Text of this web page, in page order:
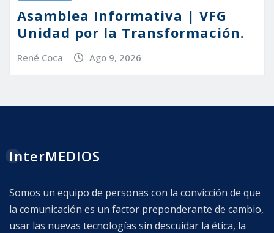
Asamblea Informativa | VFG
Unidad por la Transformación.
René Coca Ago 9, 2026
InterMEDIOS
Somos un equipo de personas con la convicción de que
la comunicación es un factor preponderante de cambio,
usar las nuevas tecnologías sin descuidar la ética, la